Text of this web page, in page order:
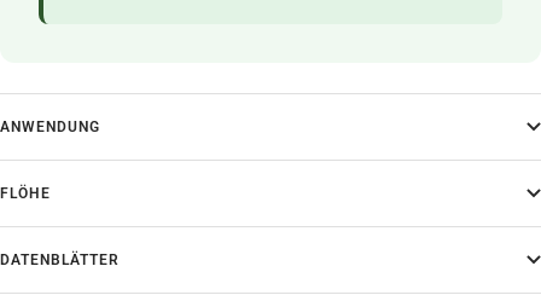
ANWENDUNG
FLÖHE
DATENBLÄTTER